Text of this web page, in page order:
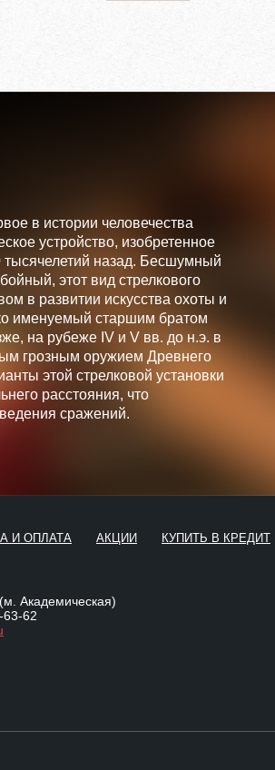
в истории человечества
устройство, изобретенное
тысячелетий назад. Бесшумный
этот вид стрелкового
в развитии искусства охоты и
именуемый старшим братом
на рубеже IV и V вв. до н.э. в
грозным оружием Древнего
этой стрелковой установки
расстояния, что
сражений.
И ОПЛАТА АКЦИИ КУПИТЬ В КРЕДИТ
Академическая)
63-62